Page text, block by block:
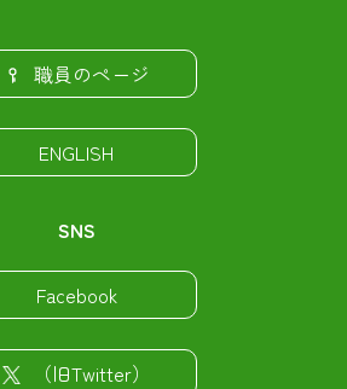
職員のページ
ENGLISH
SNS
Facebook
（旧Twitter）